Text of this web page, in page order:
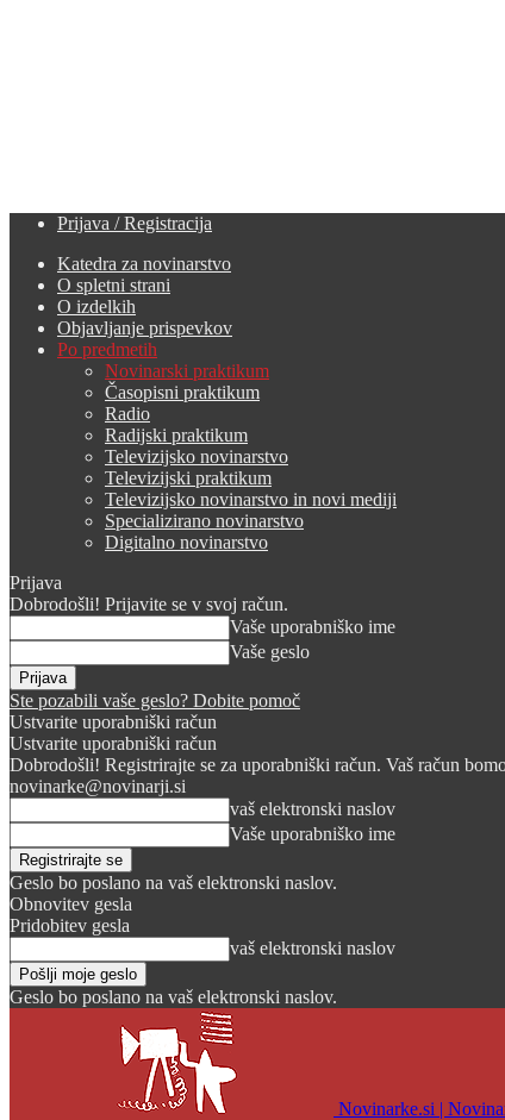
Prijava / Registracija
Katedra za novinarstvo
O spletni strani
O izdelkih
Objavljanje prispevkov
Po predmetih
Novinarski praktikum
Časopisni praktikum
Radio
Radijski praktikum
Televizijsko novinarstvo
Televizijski praktikum
Televizijsko novinarstvo in novi mediji
Specializirano novinarstvo
Digitalno novinarstvo
Prijava
Dobrodošli! Prijavite se v svoj račun.
Vaše uporabniško ime
Vaše geslo
Ste pozabili vaše geslo? Dobite pomoč
Ustvarite uporabniški račun
Ustvarite uporabniški račun
Dobrodošli! Registrirajte se za uporabniški račun. Vaš račun
novinarke@novinarji.si
vaš elektronski naslov
Vaše uporabniško ime
Geslo bo poslano na vaš elektronski naslov.
Obnovitev gesla
Pridobitev gesla
vaš elektronski naslov
Geslo bo poslano na vaš elektronski naslov.
Novinarke.si |